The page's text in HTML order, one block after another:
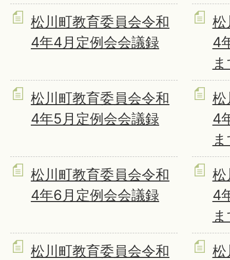
松川町教育委員会令和
4年4月定例会会議録
松
4
松川町教育委員会令和
4年5月定例会会議録
松
4
松川町教育委員会令和
4年6月定例会会議録
松
4
松川町教育委員会令和
松